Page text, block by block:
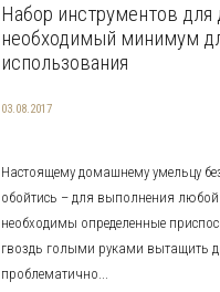
Набор инструментов для
необходимый минимум
использования
03.08.2017
Настоящему домашнему умельцу
обойтись – для выполнения
необходимы определенные
гвоздь голыми руками вытащить
проблематично...